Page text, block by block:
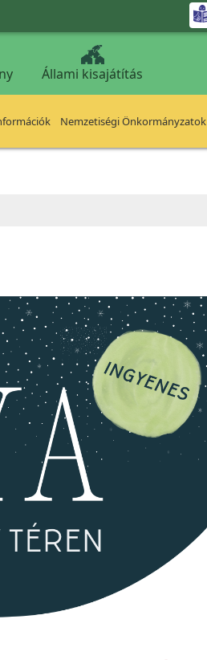
Állami kisajátítás
Nemzetiségi Önkormányzatok